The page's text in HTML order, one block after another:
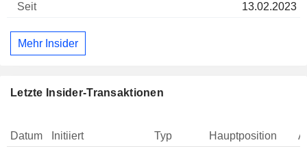
13.02.2023
Mehr Insider
Letzte Insider-Transaktionen
Datum Initiiert Typ Hauptposition